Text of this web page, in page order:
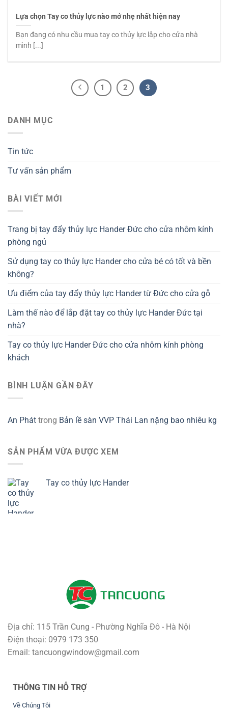
Lựa chọn Tay co thủy lực nào mở nhẹ nhất hiện nay
Bạn đang có nhu cầu mua tay co thủy lực lắp cho cửa nhà
mình [...]
1 2 3
DANH MỤC
Tin tức
Tư vấn sản phẩm
BÀI VIẾT MỚI
Trang bị tay đẩy thủy lực Hander Đức cho cửa nhôm kính
phòng ngủ
Sử dụng tay co thủy lực Hander cho cửa bé có tốt và bền
không?
Ưu điểm của tay đẩy thủy lực Hander từ Đức cho cửa gỗ
Làm thế nào để lắp đặt tay co thủy lực Hander Đức tại
nhà?
Tay co thủy lực Hander Đức cho cửa nhôm kính phòng
khách
BÌNH LUẬN GẦN ĐÂY
An Phát trong Bản lề sàn VVP Thái Lan nặng bao nhiêu kg
SẢN PHẨM VỪA ĐƯỢC XEM
Tay co thủy lực Hander
Địa chỉ: 115 Trần Cung - Phường Nghĩa Đô - Hà Nội
Điện thoại: 0979 173 350
Email: tancuongwindow@gmail.com
THÔNG TIN HỖ TRỢ
Về Chúng Tôi